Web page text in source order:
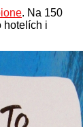
. Na 150
hotelích i